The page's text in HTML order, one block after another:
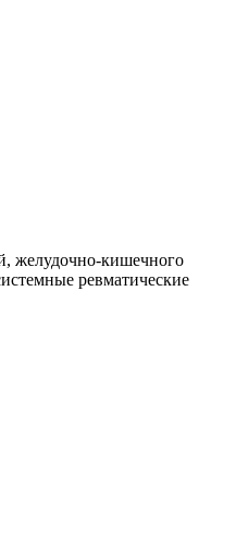
желудочно-кишечного
ревматические